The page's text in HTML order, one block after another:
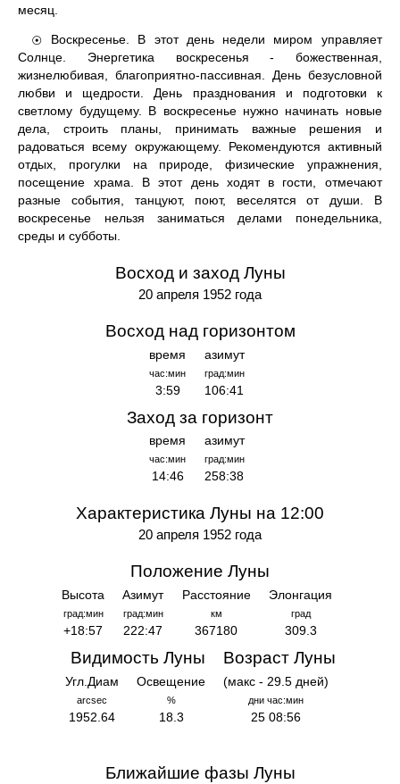
месяц.
☉
Воскресенье. В этот день недели миром управляет
Солнце. Энергетика воскресенья - божественная,
жизнелюбивая, благоприятно-пассивная. День безусловной
любви и щедрости. День празднования и подготовки к
светлому будущему. В воскресенье нужно начинать новые
дела, строить планы, принимать важные решения и
радоваться всему окружающему. Рекомендуются активный
отдых, прогулки на природе, физические упражнения,
посещение храма. В этот день ходят в гости, отмечают
разные события, танцуют, поют, веселятся от души. В
воскресенье нельзя заниматься делами понедельника,
среды и субботы.
Восход и заход Луны
20 апреля 1952 года
Восход над горизонтом
время
час:мин
3:59
азимут
град:мин
106:41
Заход за горизонт
время
час:мин
14:46
азимут
град:мин
258:38
Характеристика Луны на 12:00
20 апреля 1952 года
Положение Луны
Высота
град:мин
+18:57
Азимут
град:мин
222:47
Расстояние
км
367180
Элонгация
град
309.3
Видимость Луны
Угл.Диам
arcsec
1952.64
Освещение
%
18.3
Возраст Луны
(макс - 29.5 дней)
дни час:мин
25 08:56
Ближайшие фазы Луны